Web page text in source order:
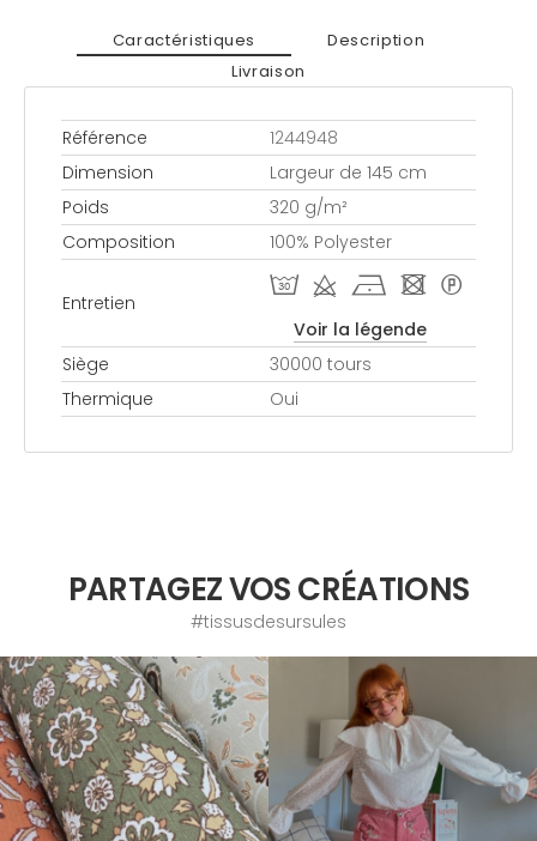
Caractéristiques
Description
Livraison
Référence
1244948
Dimension
Largeur de 145 cm
Poids
320 g/m²
Composition
100% Polyester
Entretien
T d h - *
Voir la légende
Siège
30000 tours
Thermique
Oui
PARTAGEZ VOS CRÉATIONS
#tissusdesursules